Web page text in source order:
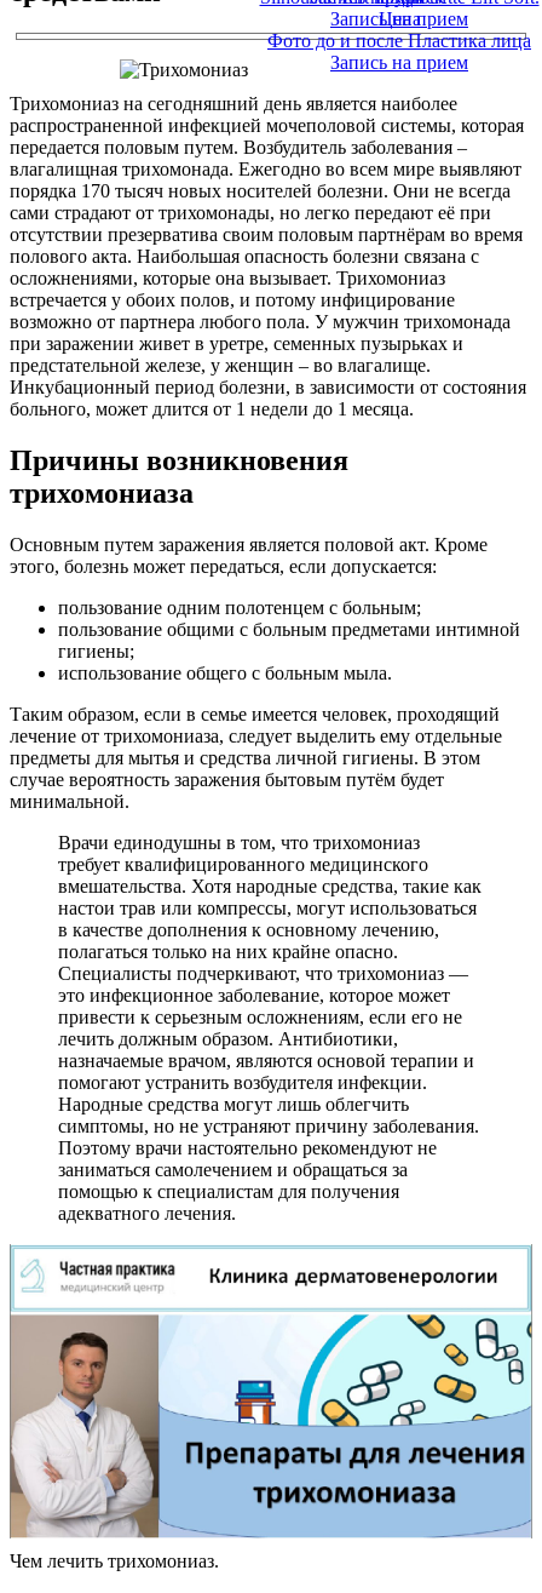
Цена
Фото до и после Пластика лица
Запись на прием
Запись на прием
Трихомониаз на сегодняшний день является наиболее
распространенной инфекцией мочеполовой системы, которая
передается половым путем. Возбудитель заболевания –
влагалищная трихомонада. Ежегодно во всем мире выявляют
порядка 170 тысяч новых носителей болезни. Они не всегда
сами страдают от трихомонады, но легко передают её при
отсутствии презерватива своим половым партнёрам во время
полового акта. Наибольшая опасность болезни связана с
осложнениями, которые она вызывает. Трихомониаз
встречается у обоих полов, и потому инфицирование
возможно от партнера любого пола. У мужчин трихомонада
при заражении живет в уретре, семенных пузырьках и
предстательной железе, у женщин – во влагалище.
Инкубационный период болезни, в зависимости от состояния
больного, может длится от 1 недели до 1 месяца.
Причины возникновения
трихомониаза
Основным путем заражения является половой акт. Кроме
этого, болезнь может передаться, если допускается:
пользование одним полотенцем с больным;
пользование общими с больным предметами интимной
гигиены;
использование общего с больным мыла.
Таким образом, если в семье имеется человек, проходящий
лечение от трихомониаза, следует выделить ему отдельные
предметы для мытья и средства личной гигиены. В этом
случае вероятность заражения бытовым путём будет
минимальной.
Врачи единодушны в том, что трихомониаз
требует квалифицированного медицинского
вмешательства. Хотя народные средства, такие как
настои трав или компрессы, могут использоваться
в качестве дополнения к основному лечению,
полагаться только на них крайне опасно.
Специалисты подчеркивают, что трихомониаз —
это инфекционное заболевание, которое может
привести к серьезным осложнениям, если его не
лечить должным образом. Антибиотики,
назначаемые врачом, являются основой терапии и
помогают устранить возбудителя инфекции.
Народные средства могут лишь облегчить
симптомы, но не устраняют причину заболевания.
Поэтому врачи настоятельно рекомендуют не
заниматься самолечением и обращаться за
помощью к специалистам для получения
адекватного лечения.
Чем лечить трихомониаз.